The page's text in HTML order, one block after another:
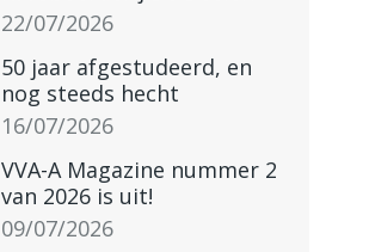
22/07/2026
50 jaar afgestudeerd, en
nog steeds hecht
16/07/2026
VVA-A Magazine nummer 2
van 2026 is uit!
09/07/2026